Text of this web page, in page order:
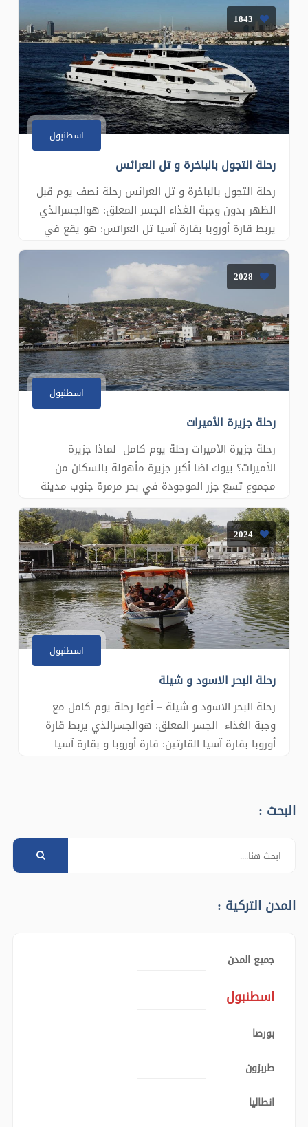
1843
اسطنبول
رحلة التجول بالباخرة و تل العرائس
رحلة التجول بالباخرة و تل العرائس رحلة نصف يوم قبل
الظهر بدون وجبة الغذاء الجسر المعلق: هوالجسرالذي
يربط قارة أوروبا بقارة آسيا تل العرائس: هو يقع في
قارة آسيا تكشف جمال إسطنبول من أعلى نقطة في
المدينة القارتين: قارة أوروبا و بقارة آسيا جولة بحرية
في مضيق البوسفور: نمتع برؤية القارتين الآسيوية
2028
اسطنبول
رحلة جزيرة الأميرات
رحلة جزيرة الأميرات رحلة يوم كامل لماذا جزيرة
الأميرات؟ بيوك اضا أكبر جزيرة مأهولة بالسكان من
مجموع تسع جزر الموجودة في بحر مرمرة جنوب مدينة
اسطنبول وكانت تاريخياَ منفى للأمراء و الأميرات
البيزنطيين، ولذا تتميز بعمران فريد من نوعه من قصور و
فلل صغيرة, كما تتميز بطبيعة غنية من غابات و
شواطىء
2024
اسطنبول
رحلة البحر الاسود و شيلة
رحلة البحر الاسود و شيلة – أغوا رحلة يوم كامل مع
وجبة الغذاء الجسر المعلق: هوالجسرالذي يربط قارة
أوروبا بقارة آسيا القارتين: قارة أوروبا و بقارة آسيا
الطبي
البحث :
المدن التركية :
جميع المدن
اسطنبول
بورصا
طربزون
انطاليا